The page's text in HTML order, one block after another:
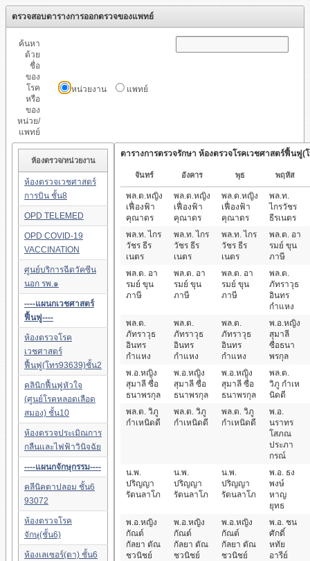
ตรวจสอบตารางการออกตรวจของแพทย์
ค้นหา
ด้วย
ชื่อ
ของ
โรค
หรือ
ของ
หน่วย/
แพทย์
หน่วยงาน แพทย์
ห้องตรวจ/หน่วยงาน
ห้องตรวจเวชศาสตร์
การบิน ชั้น8
OPD TELEMED
OPD COVID-19
VACCINATION
ศูนย์บริการฉีดวัคซีน
นอก รพ.๑
----แผนกเวชศาสตร์
ฟื้นฟู----
ห้องตรวจโรค
เวชศาสตร์
ฟื้นฟู(โทร93639)ชั้น2
คลินิกฟื้นฟูหัวใจ
(ศูนย์โรคหลอดเลือด
สมอง) ชั้น10
ห้องตรวจประเมิณการ
กลืนและไฟฟ้าวินิจฉัย
----แผนกจักษุกรรม----
คลีนิคตาปลอม ชั้น6
93072
ห้องตรวจโรค
จักษุ(ชั้น6)
ห้องเลเซอร์(ตา) ชั้น6
ตารางการตรวจรักษา ห้องตรวจโรคเวชศาสตร์ฟื้นฟู(
จันทร์ อังคาร พุธ พฤหัส
พล.ต.หญิง
เฟื่องฟ้า
คุณาดร
พล.ต.หญิง
เฟื่องฟ้า
คุณาดร
พล.ต.หญิง
เฟื่องฟ้า
คุณาดร
พล.ท.
ไกรวัชร
ธีรเนตร
พล.ท. ไกร
วัชร ธีร
เนตร
พล.ท. ไกร
วัชร ธีร
เนตร
พล.ท. ไกร
วัชร ธีร
เนตร
พล.ต. อา
รมย์ ขุน
ภาษี
พล.ต. อา
รมย์ ขุน
ภาษี
พล.ต. อา
รมย์ ขุน
ภาษี
พล.ต. อา
รมย์ ขุน
ภาษี
พล.ต.
ภัทราวุธ
อินทร
กำแหง
พล.ต.
ภัทราวุธ
อินทร
กำแหง
พล.ต.
ภัทราวุธ
อินทร
กำแหง
พล.ต.
ภัทราวุธ
อินทร
กำแหง
พ.อ.หญิง
สุมาลี
ซื่อธนา
พรกุล
พ.อ.หญิง
สุมาลี ซื่อ
ธนาพรกุล
พ.อ.หญิง
สุมาลี ซื่อ
ธนาพรกุล
พ.อ.หญิง
สุมาลี ซื่อ
ธนาพรกุล
พล.ต.
วิภู กำเห
นิดดี
พล.ต. วิภู
กำเหนิดดี
พล.ต. วิภู
กำเหนิดดี
พล.ต. วิภู
กำเหนิดดี
พ.อ.
นราทร
โสภณ
ประภา
กรณ์
น.พ.
ปริญญา
รัตนลาโภ
น.พ.
ปริญญา
รัตนลาโภ
น.พ.
ปริญญา
รัตนลาโภ
พ.อ. ธง
พงษ์
หาญ
ยุทธ
พ.อ.หญิง
กัณต์
กัลยา ตัณ
ชวนิชย์
พ.อ.หญิง
กัณต์
กัลยา ตัณ
ชวนิชย์
พ.อ.หญิง
กัณต์
กัลยา ตัณ
ชวนิชย์
พ.อ. ชน
ศักดิ์
หทัย
อารีย์